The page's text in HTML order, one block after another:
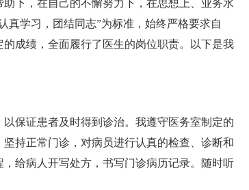
，在自己的不懈努力下，在思想上、业务水
真学习，团结同志”为标准，始终严格要求自
成绩，全面履行了医生的岗位职责。以下是我
证患者及时得到诊治。我遵守医务室制定的
持正常门诊，对病员进行认真的检查、诊断和
给病人开写处方，书写门诊病历记录。随时听